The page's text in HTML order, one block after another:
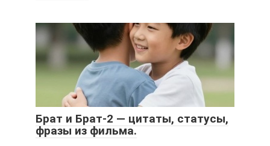
Брат и Брат-2 — цитаты, статусы,
фразы из фильма.